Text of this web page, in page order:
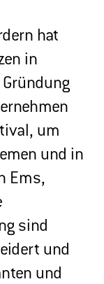
hat
in
um
und in
Ems,
sind
und
und